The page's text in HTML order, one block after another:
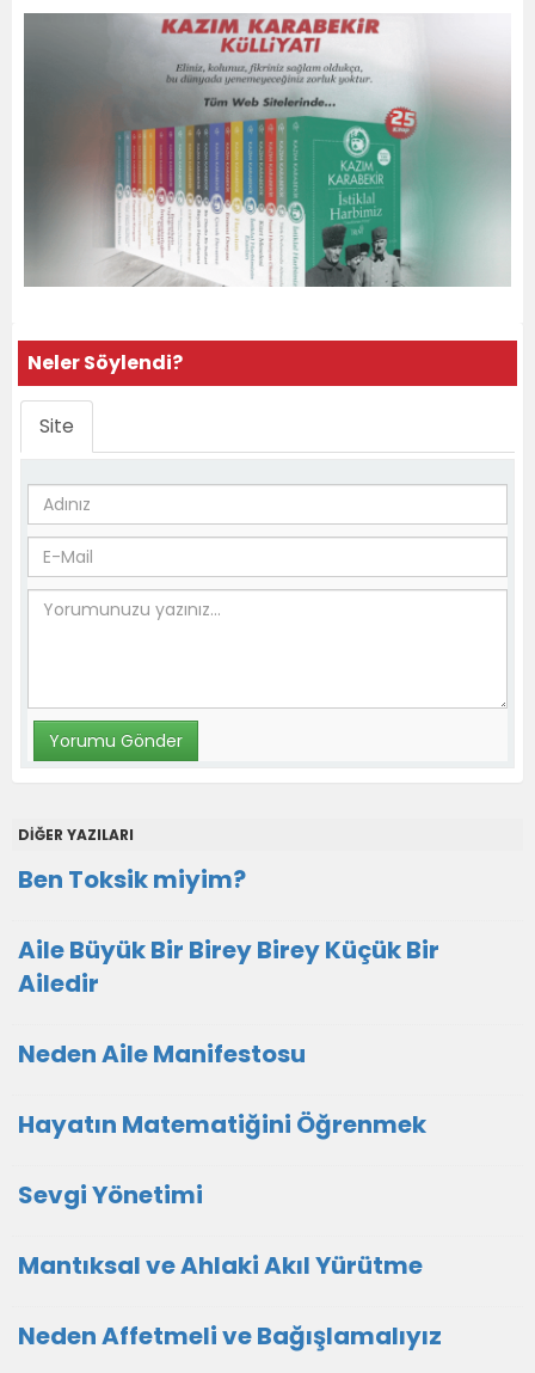
Neler Söylendi?
Site
DİĞER YAZILARI
Ben Toksik miyim?
Aile Büyük Bir Birey Birey Küçük Bir
Ailedir
Neden Aile Manifestosu
Hayatın Matematiğini Öğrenmek
Sevgi Yönetimi
Mantıksal ve Ahlaki Akıl Yürütme
Neden Affetmeli ve Bağışlamalıyız